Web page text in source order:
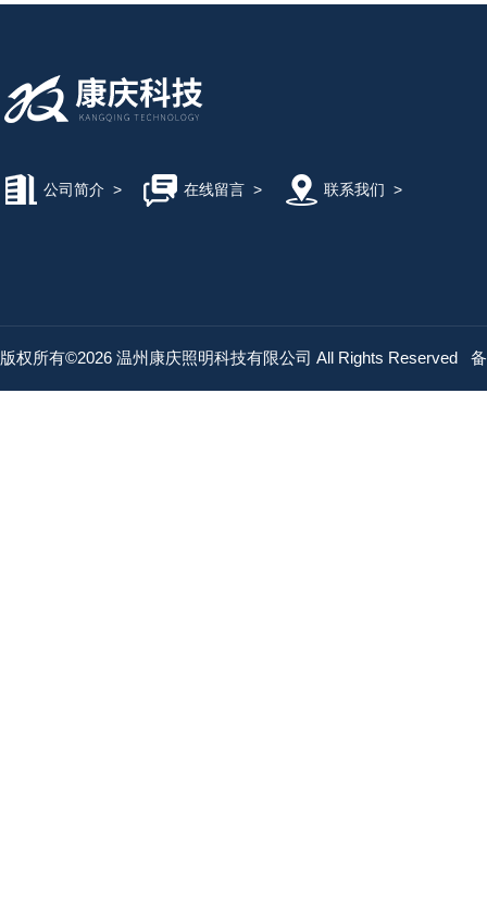
公司简介 > 在线留言> 联系我们 >
版权所有©2026 温州康庆照明科技有限公司 All Rights Reserved